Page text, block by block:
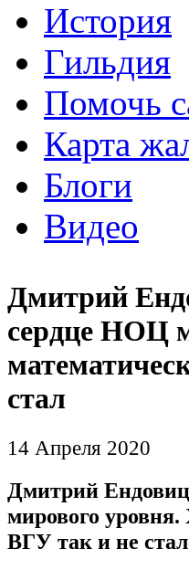
История
Гильдия
Помочь
Карта
Блоги
Видео
Дмитрий
сердце НОЦ
стал
14 Апреля 2020
Дмитрий
мирового
ВГУ так и не стал